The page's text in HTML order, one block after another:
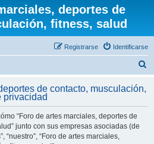
deportes de
fitness, salud
Identificarse
Registrarse
c
de contacto, musculación,
privacidad
“Foro de artes marciales, deportes de
junto con sus empresas asociadas (de
“nuestro”, “Foro de artes marciales,